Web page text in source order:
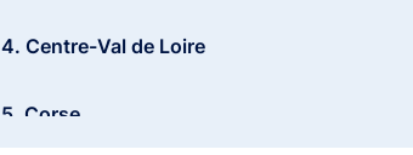
4. Centre-Val de Loire
5. Corse